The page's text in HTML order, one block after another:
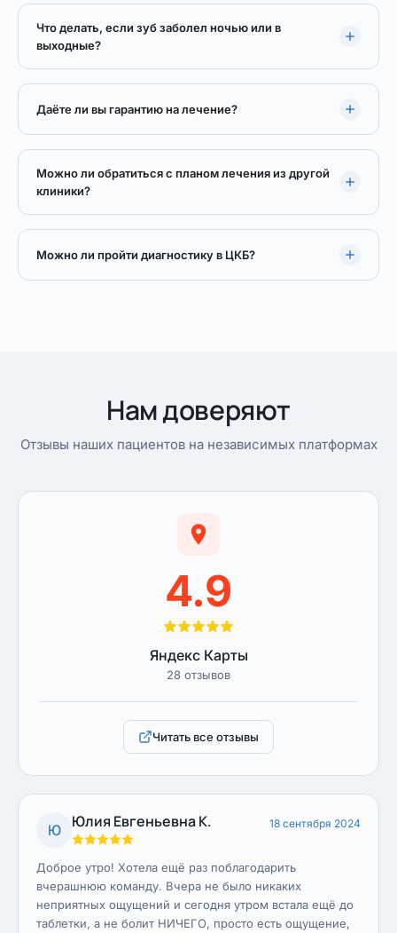
Что делать, если зуб заболел ночью или в
выходные?
Даёте ли вы гарантию на лечение?
Можно ли обратиться с планом лечения из другой
клиники?
Можно ли пройти диагностику в ЦКБ?
Нам доверяют
Отзывы наших пациентов на независимых платформах
4.9
Яндекс Карты
28 отзывов
Читать все отзывы
Ю Юлия Евгеньевна К. 18 сентября 2024
Доброе утро! Хотела ещё раз поблагодарить
вчерашнюю команду. Вчера не было никаких
неприятных ощущений и сегодня утром встала ещё до
таблетки, а не болит НИЧЕГО, просто есть ощущение,